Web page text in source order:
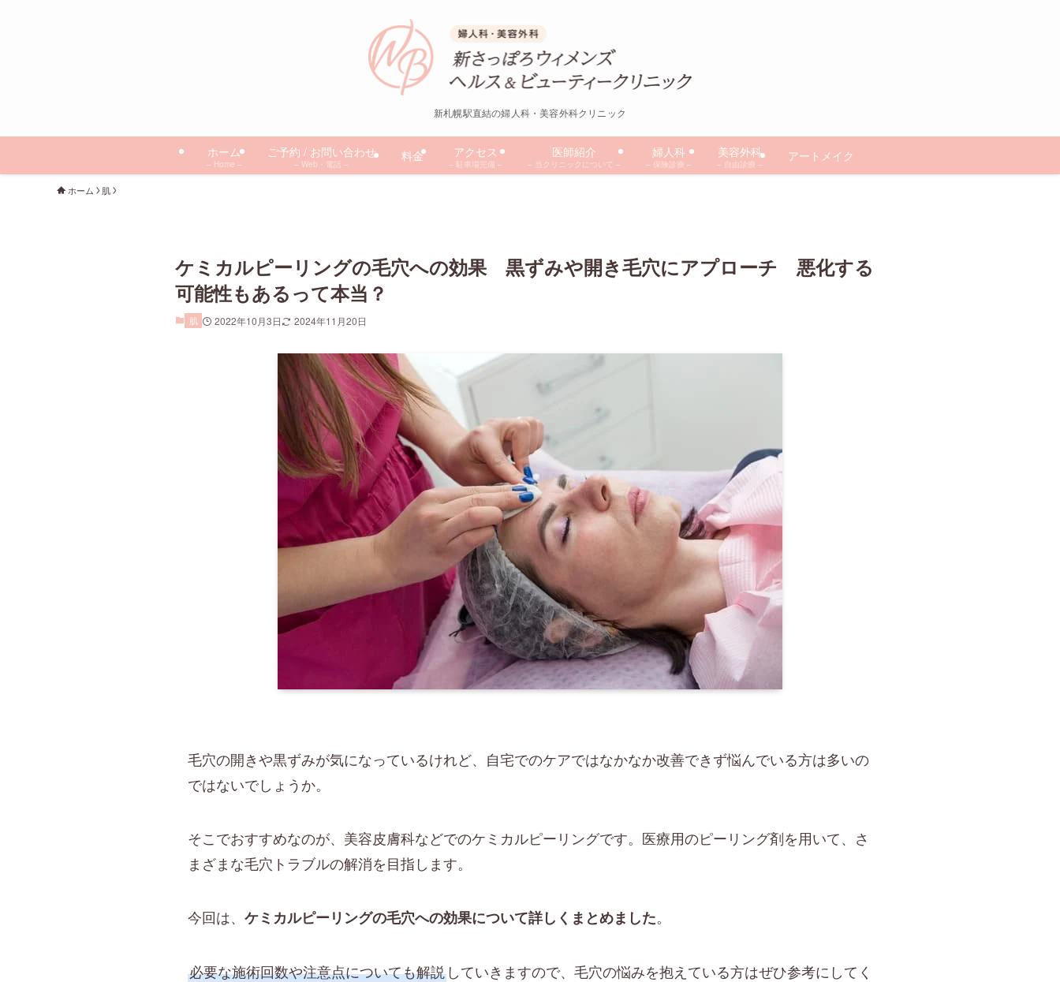
新札幌駅直結の婦人科・美容外科クリニック
ホーム
– Home –
ご予約 / お問い合わせ
– Web・電話 –
料金 アクセス
– 駐車場完備 –
医師紹介
– 当クリニックについて –
婦人科
– 保険診療 –
美容外科
– 自由診療 –
アートメイク
ホーム 肌
ケミカルピーリングの毛穴への効果 黒ずみや開き毛穴にアプローチ 悪化する
可能性もあるって本当？
肌 2022年10月3日 2024年11月20日
毛穴の開きや黒ずみが気になっているけれど、自宅でのケアではなかなか改善できず悩んでいる方は多いの
ではないでしょうか。
そこでおすすめなのが、美容皮膚科などでのケミカルピーリングです。医療用のピーリング剤を用いて、さ
まざまな毛穴トラブルの解消を目指します。
今回は、 ケミカルピーリングの毛穴への効果について詳しくまとめました。
必要な施術回数や注意点についても解説 していきますので、毛穴の悩みを抱えている方はぜひ参考にしてく